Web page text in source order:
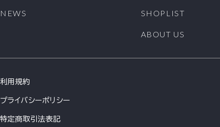
NEWS SHOPLIST
ABOUT US
利用規約
プライバシーポリシー
特定商取引法表記